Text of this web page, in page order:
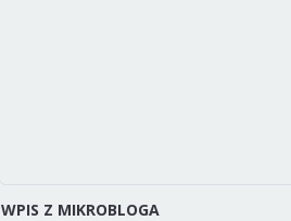
WPIS Z MIKROBLOGA